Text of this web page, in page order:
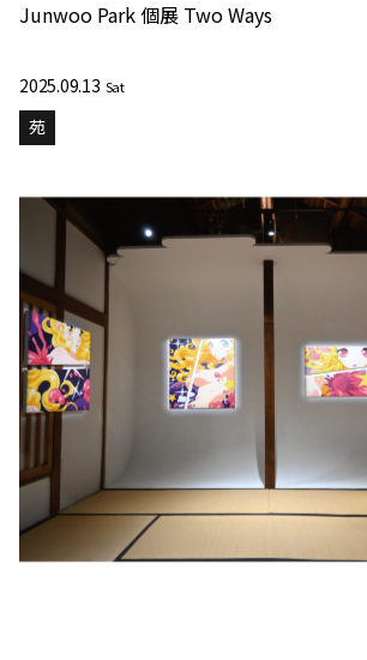
Junwoo Park 個展 Two Ways
2025.09.13 Sat
苑